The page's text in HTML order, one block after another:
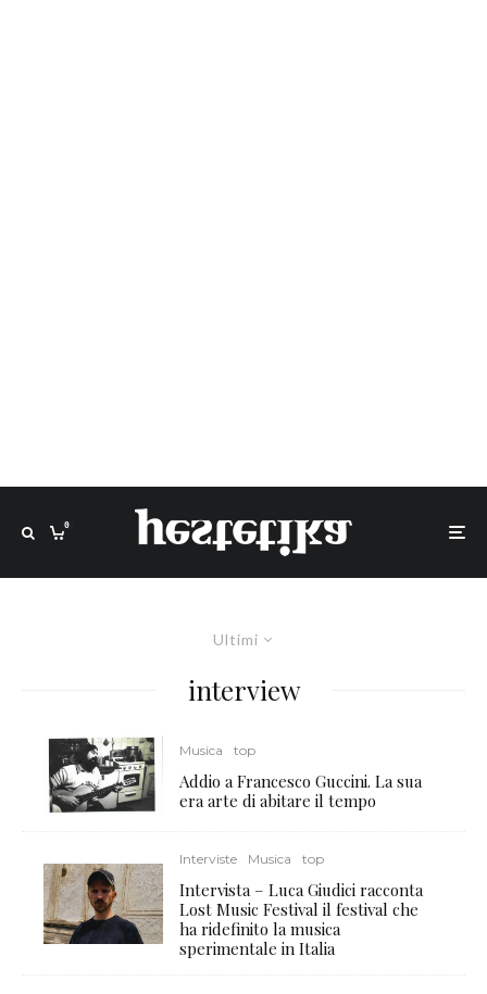
0
Ultimi
interview
Musica top
Addio a Francesco Guccini. La sua
era arte di abitare il tempo
Interviste Musica top
Intervista – Luca Giudici racconta
Lost Music Festival il festival che
ha ridefinito la musica
sperimentale in Italia